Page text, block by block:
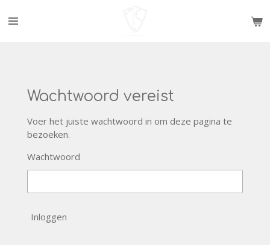
direct
Wachtwoord vereist
Voer het juiste wachtwoord in om deze pagina te
bezoeken.
Wachtwoord
Inloggen